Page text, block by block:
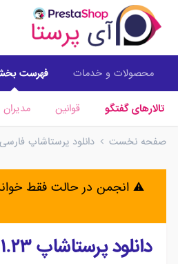
محصولات و خدمات فهرست
تالارهای گفتگو قوانین مدیران
صفحه نخست دانلود پرستاشاپ
⚠️ انجمن در حالت فقط
دانلود پرستاشاپ ۱.۶.۱.۲۳ - رفع باگ های امنیتی